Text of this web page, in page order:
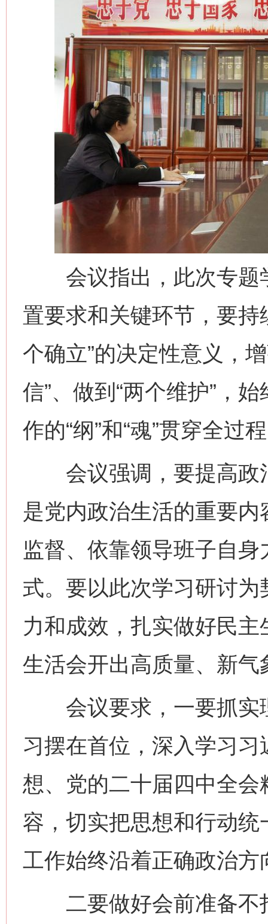
会议指出，此次专题
置要求和关键环节，要持
个确立”的决定性意义，
信”、做到“两个维护”，
作的“纲”和“魂”贯穿全过
会议强调，要提高政
是党内政治生活的重要
监督、依靠领导班子自
式。要以此次学习研讨
力和成效，扎实做好民
生活会开出高质量、新气
会议要求，一要抓实
习摆在首位，深入学习
想、党的二十届四中全
容，切实把思想和行动
工作始终沿着正确政治方
二要做好会前准备不